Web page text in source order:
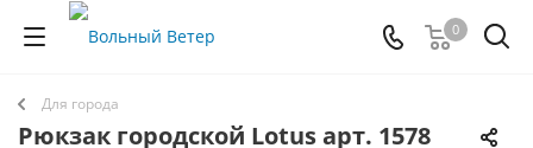
0
Для города
Рюкзак городской Lotus арт. 1578